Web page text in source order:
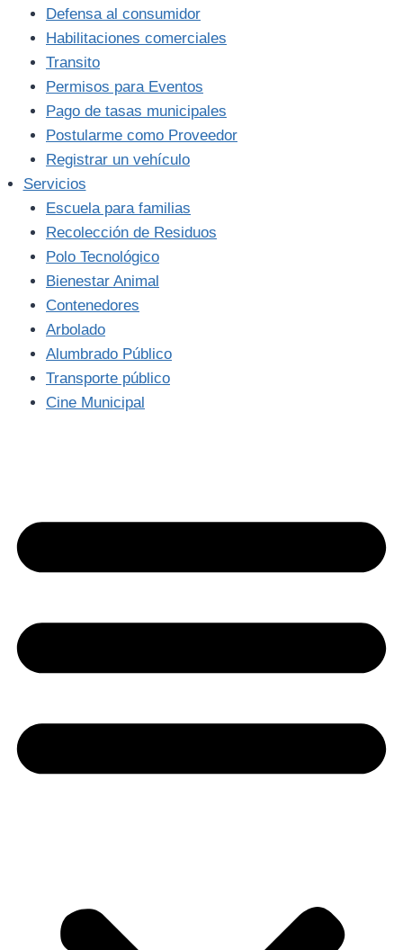
Defensa al consumidor
Habilitaciones comerciales
Transito
Permisos para Eventos
Pago de tasas municipales
Postularme como Proveedor
Registrar un vehículo
Servicios
Escuela para familias
Recolección de Residuos
Polo Tecnológico
Bienestar Animal
Contenedores
Arbolado
Alumbrado Público
Transporte público
Cine Municipal